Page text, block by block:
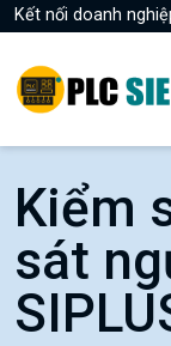
Kết nối doanh
Kiểm
sát